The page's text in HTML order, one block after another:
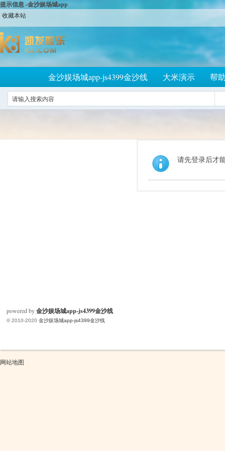
提示信息 -金沙娱场城app
收藏本站
金沙娱场城app-js4399金沙线 大米演示 帮
请先登录后才
powered by金沙娱场城app-js4399金沙线
© 2010-2020 金沙娱场城app-js4399金沙线
网站地图